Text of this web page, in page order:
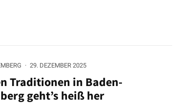
· 29. DEZEMBER 2025
Traditionen in Baden-
geht’s heiß her